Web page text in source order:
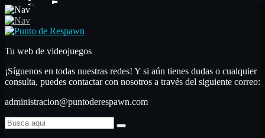
Tu web de videojuegos
¡Síguenos en todas nuestras redes! Y si aún tienes dudas o cualquier
consulta, puedes contactar con nosotros a través del siguiente correo:
administracion@puntoderespawn.com